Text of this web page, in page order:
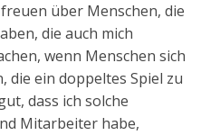
über Menschen, die
die auch mich
wenn Menschen sich
die ein doppeltes Spiel zu
dass ich solche
Mitarbeiter habe,